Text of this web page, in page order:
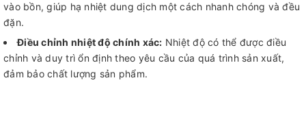
vào bồn, giúp hạ nhiệt dung dịch một cách nhanh chóng và đều
đặn.
Điều chỉnh nhiệt độ chính xác: Nhiệt độ có thể được điều
chỉnh và duy trì ổn định theo yêu cầu của quá trình sản xuất,
đảm bảo chất lượng sản phẩm.